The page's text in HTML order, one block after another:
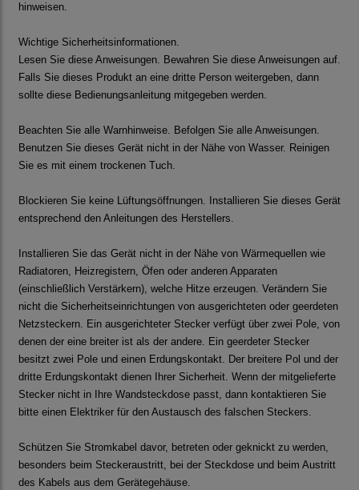
hinweisen.
Wichtige Sicherheitsinformationen.
Lesen Sie diese Anweisungen. Bewahren Sie diese Anweisungen auf.
Falls Sie dieses Produkt an eine dritte Person weitergeben, dann
sollte diese Bedienungsanleitung mitgegeben werden.
Beachten Sie alle Warnhinweise. Befolgen Sie alle Anweisungen.
Benutzen Sie dieses Gerät nicht in der Nähe von Wasser. Reinigen
Sie es mit einem trockenen Tuch.
Blockieren Sie keine Lüftungsöffnungen. Installieren Sie dieses Gerät
entsprechend den Anleitungen des Herstellers.
Installieren Sie das Gerät nicht in der Nähe von Wärmequellen wie
Radiatoren, Heizregistern, Öfen oder anderen Apparaten
(einschließlich Verstärkern), welche Hitze erzeugen. Verändern Sie
nicht die Sicherheitseinrichtungen von ausgerichteten oder geerdeten
Netzsteckern. Ein ausgerichteter Stecker verfügt über zwei Pole, von
denen der eine breiter ist als der andere. Ein geerdeter Stecker
besitzt zwei Pole und einen Erdungskontakt. Der breitere Pol und der
dritte Erdungskontakt dienen Ihrer Sicherheit. Wenn der mitgelieferte
Stecker nicht in Ihre Wandsteckdose passt, dann kontaktieren Sie
bitte einen Elektriker für den Austausch des falschen Steckers.
Schützen Sie Stromkabel davor, betreten oder geknickt zu werden,
besonders beim Steckeraustritt, bei der Steckdose und beim Austritt
des Kabels aus dem Gerätegehäuse.